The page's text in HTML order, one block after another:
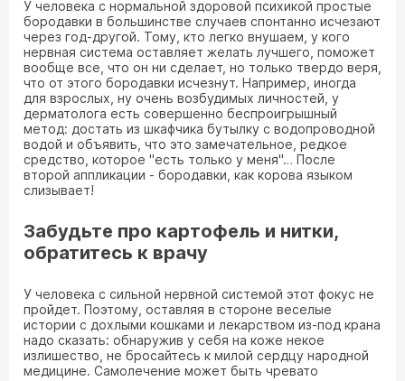
У человека с нормальной здоровой психикой простые
бородавки в большинстве случаев спонтанно исчезают
через год-другой. Тому, кто легко внушаем, у кого
нервная система оставляет желать лучшего, поможет
вообще все, что он ни сделает, но только твердо веря,
что от этого бородавки исчезнут. Например, иногда
для взрослых, ну очень возбудимых личностей, у
дерматолога есть совершенно беспроигрышный
метод: достать из шкафчика бутылку с водопроводной
водой и объявить, что это замечательное, редкое
средство, которое "есть только у меня"… После
второй аппликации - бородавки, как корова языком
слизывает!
Забудьте про картофель и нитки,
обратитесь к врачу
У человека с сильной нервной системой этот фокус не
пройдет. Поэтому, оставляя в стороне веселые
истории с дохлыми кошками и лекарством из-под крана
надо сказать: обнаружив у себя на коже некое
излишество, не бросайтесь к милой сердцу народной
медицине. Самолечение может быть чревато